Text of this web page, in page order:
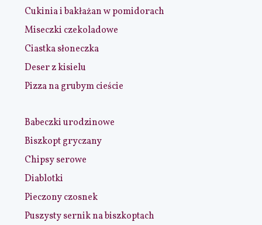
Cukinia i bakłażan w pomidorach
Miseczki czekoladowe
Ciastka słoneczka
Deser z kisielu
Pizza na grubym cieście
Babeczki urodzinowe
Biszkopt gryczany
Chipsy serowe
Diablotki
Pieczony czosnek
Puszysty sernik na biszkoptach